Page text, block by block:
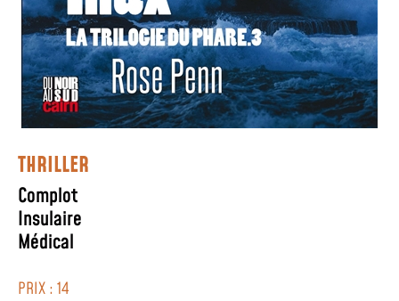
THRILLER
Complot
Insulaire
Médical
PRIX : 14